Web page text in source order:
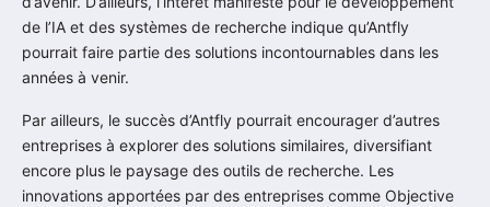
de l’IA et des systèmes de recherche indique qu’Antfly
pourrait faire partie des solutions incontournables dans les
années à venir.
Par ailleurs, le succès d’Antfly pourrait encourager d’autres
entreprises à explorer des solutions similaires, diversifiant
encore plus le paysage des outils de recherche. Les
innovations apportées par des entreprises comme Objective